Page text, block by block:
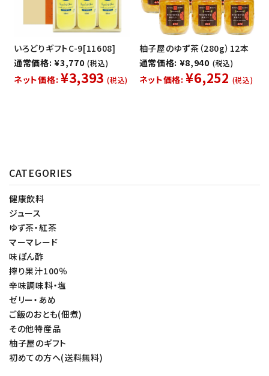
いろどりギフトC-9[11608]
通常価格: ¥3,770 (税込)
ネット価格: ¥3,393 (税込)
柚子屋のゆず茶（280g）12本
通常価格: ¥8,940 (税込)
ネット価格: ¥6,252 (税込)
CATEGORIES
健康飲料
ジュース
ゆず茶・紅茶
マーマレード
味ぽん酢
搾り果汁100％
辛味調味料・塩
ゼリー・あめ
ご飯のおとも(佃煮)
その他特産品
柚子屋のギフト
初めての方へ(送料無料)